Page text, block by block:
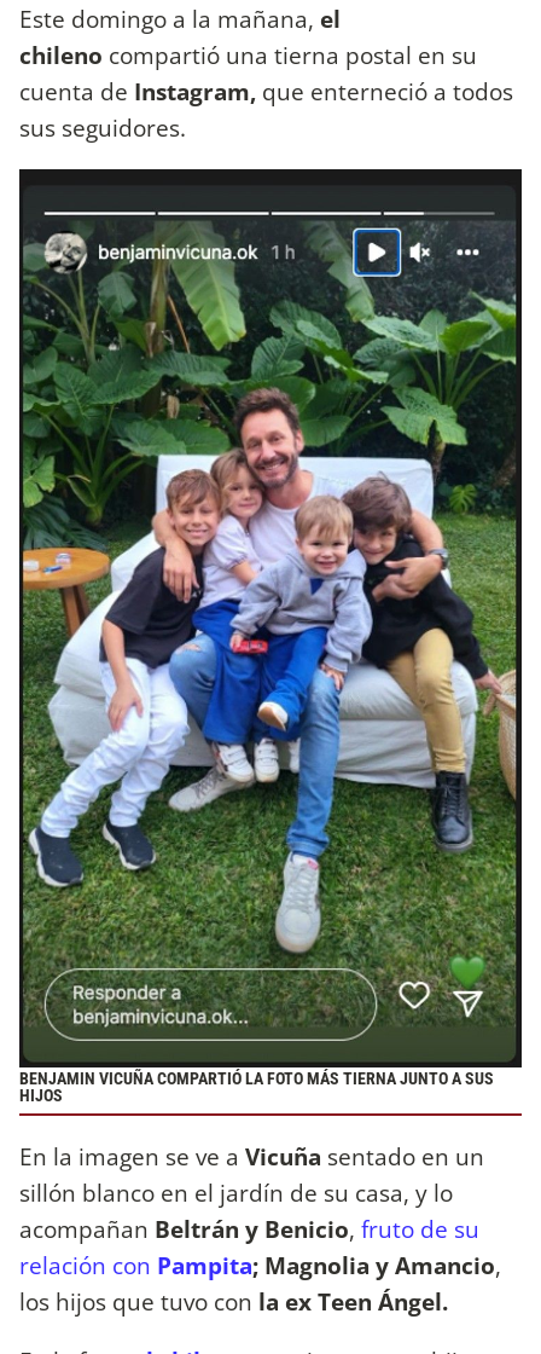
Este domingo a la mañana, el
chileno compartió una tierna postal en su
cuenta de Instagram, que enterneció a todos
sus seguidores.
BENJAMIN VICUÑA COMPARTIÓ LA FOTO MÁS TIERNA JUNTO A SUS
HIJOS
En la imagen se ve a Vicuña sentado en un
sillón blanco en el jardín de su casa, y lo
acompañan Beltrán y Benicio, fruto de su
relación con Pampita; Magnolia y Amancio,
los hijos que tuvo con la ex Teen Ángel.